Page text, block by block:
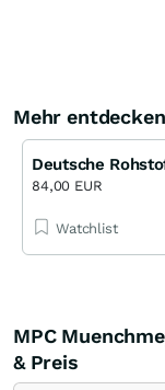
Mehr entdecken
Deutsche
84,00 EUR
Watchlist
MPC
& Preis